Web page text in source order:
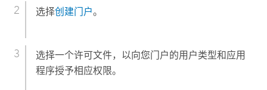
选择创建门户。
选择一个许可文件，以向您门户的用户类型和应用
程序授予相应权限。